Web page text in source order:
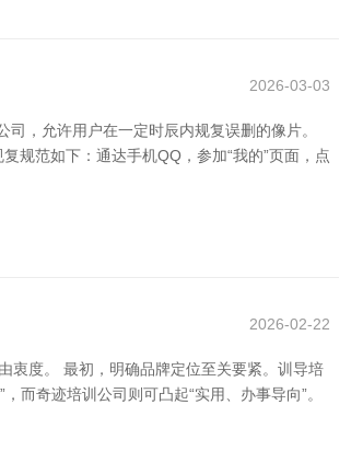
2026-03-03
，允许用户在一定时辰内规复误删的像片。
规范如下：通达手机QQ，参加“我的”页面，点
2026-02-22
衷度。 最初，明确品牌定位至关要紧。训导培
而奇迹培训公司则可凸起“实用、办事导向”。